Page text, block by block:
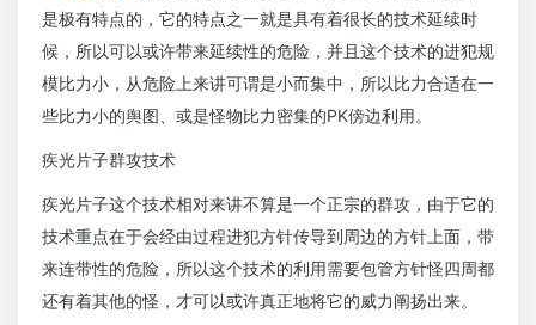
是极有特点的，它的特点之一就是具有着很长的技术延续时
候，所以可以或许带来延续性的危险，并且这个技术的进犯规
模比力小，从危险上来讲可谓是小而集中，所以比力合适在一
些比力小的舆图、或是怪物比力密集的PK傍边利用。
疾光片子群攻技术
疾光片子这个技术相对来讲不算是一个正宗的群攻，由于它的
技术重点在于会经由过程进犯方针传导到周边的方针上面，带
来连带性的危险，所以这个技术的利用需要包管方针怪四周都
还有着其他的怪，才可以或许真正地将它的威力阐扬出来。